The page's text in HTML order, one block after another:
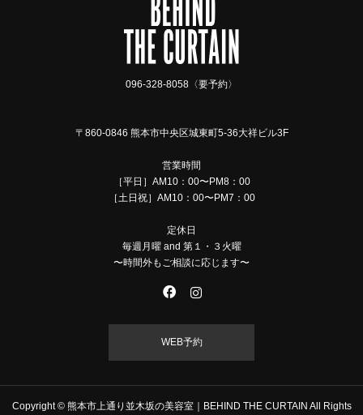
096-328-8058〈要予約〉
〒860-0846 熊本市中央区城東町5-36大祥ビル3F
営業時間
［平日］AM10：00〜PM8：00
［土日祝］AM10：00〜PM7：00
定休日
毎週月曜 and 第１・３火曜
〜時間外もご相談に応じます〜
WEB予約
Copyright © 熊本市上通り並木坂の美容室｜BEHIND THE CURTAIN All Rights